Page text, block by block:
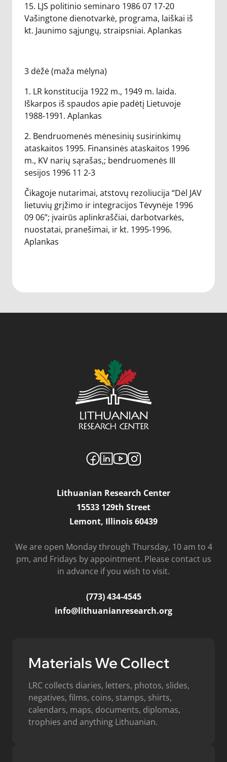
15. LJS politinio seminaro 1986 07 17-20
Vašingtone dienotvarkė, programa, laiškai iš
kt. Jaunimo sąjungų, straipsniai. Aplankas
3 dėžė (maža mėlyna)
1. LR konstitucija 1922 m., 1949 m. laida.
Iškarpos iš spaudos apie padėtį Lietuvoje
1988-1991. Aplankas
2. Bendruomenės mėnesinių susirinkimų
ataskaitos 1995. Finansinės ataskaitos 1996
m., KV narių sąrašas,; bendruomenės III
sesijos 1996 11 2-3
Čikagoje nutarimai, atstovų rezoliucija “Dėl JAV
lietuvių grįžimo ir integracijos Tėvynėje 1996
09 06”; įvairūs aplinkraščiai, darbotvarkės,
nuostatai, pranešimai, ir kt. 1995-1996.
Aplankas
Lithuanian Research Center
15533 129th Street
Lemont, Illinois 60439
We are open Monday through Thursday, 10 am to 4
pm, and Fridays by appointment. Please contact us
in advance if you wish to visit.
(773) 434-4545
info@lithuanianresearch.org
Materials We Collect
LRC collects diaries, letters, photos, slides,
negatives, films, coins, stamps, shirts,
calendars, maps, documents, diplomas,
trophies and anything Lithuanian.